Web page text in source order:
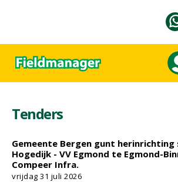
Tenders
Gemeente Bergen gunt
Hogedijk - VV Egmond te Egmond-
Compeer Infra.
vrijdag 31 juli 2026